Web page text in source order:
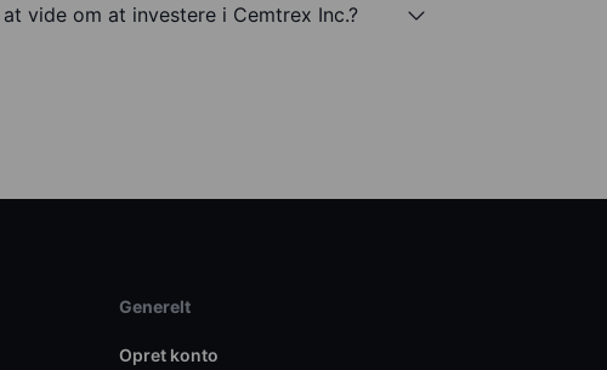
vide om at investere i Cemtrex Inc.?
Generelt
Opret konto